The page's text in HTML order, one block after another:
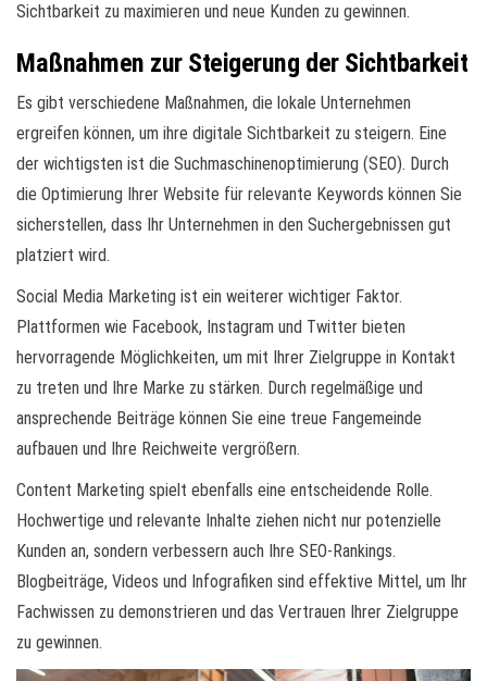
Sichtbarkeit zu maximieren und neue Kunden zu gewinnen.
Maßnahmen zur Steigerung der Sichtbarkeit
Es gibt verschiedene Maßnahmen, die lokale Unternehmen
ergreifen können, um ihre digitale Sichtbarkeit zu steigern. Eine
der wichtigsten ist die Suchmaschinenoptimierung (SEO). Durch
die Optimierung Ihrer Website für relevante Keywords können Sie
sicherstellen, dass Ihr Unternehmen in den Suchergebnissen gut
platziert wird.
Social Media Marketing ist ein weiterer wichtiger Faktor.
Plattformen wie Facebook, Instagram und Twitter bieten
hervorragende Möglichkeiten, um mit Ihrer Zielgruppe in Kontakt
zu treten und Ihre Marke zu stärken. Durch regelmäßige und
ansprechende Beiträge können Sie eine treue Fangemeinde
aufbauen und Ihre Reichweite vergrößern.
Content Marketing spielt ebenfalls eine entscheidende Rolle.
Hochwertige und relevante Inhalte ziehen nicht nur potenzielle
Kunden an, sondern verbessern auch Ihre SEO-Rankings.
Blogbeiträge, Videos und Infografiken sind effektive Mittel, um Ihr
Fachwissen zu demonstrieren und das Vertrauen Ihrer Zielgruppe
zu gewinnen.